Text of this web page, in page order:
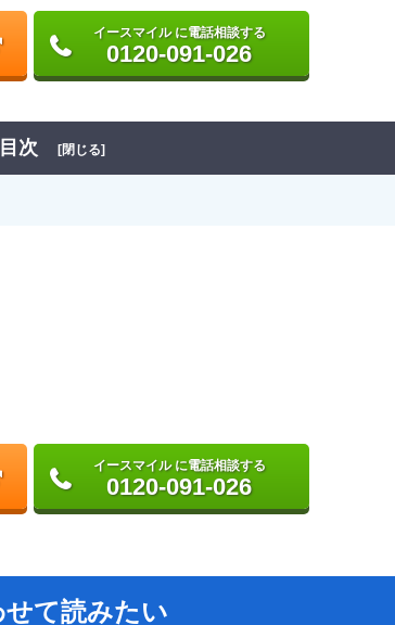
イースマイル に電話相談する
0120-091-026
目次 [閉じる]
イースマイル に電話相談する
0120-091-026
せて読みたい